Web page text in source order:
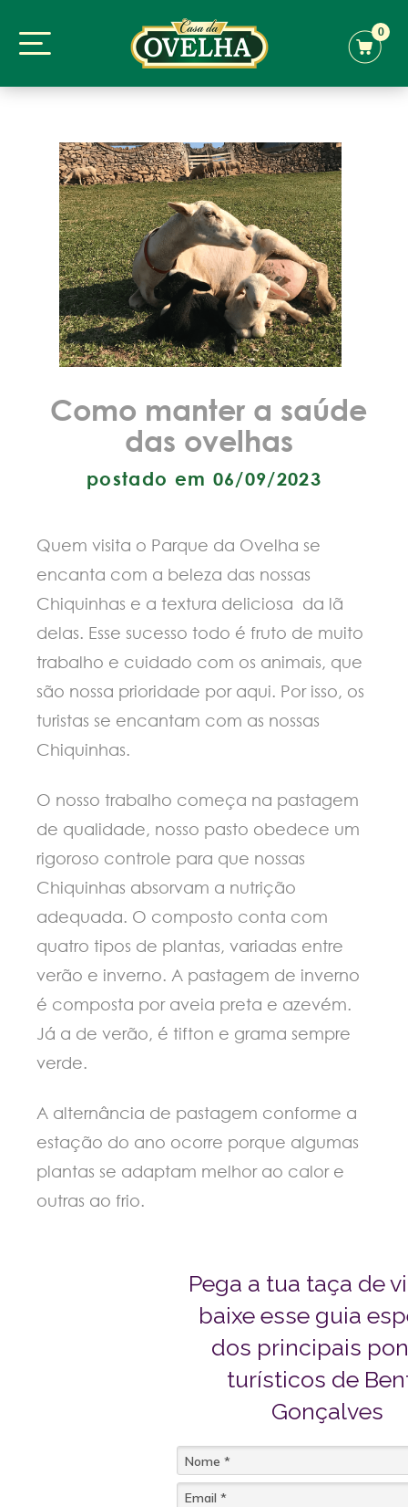
0
Como manter a saúde
das ovelhas
postado em 06/09/2023
Quem visita o Parque da Ovelha se
encanta com a beleza das nossas
Chiquinhas e a textura deliciosa da l
delas. Esse sucesso todo é fruto de muito
trabalho e cuidado com os animais, que
são nossa prioridade por aqui. Por isso, os
turistas se encantam com as nossas
Chiquinhas.
O nosso trabalho começa na pastagem
de qualidade, nosso pasto obedece um
rigoroso controle para que nossas
Chiquinhas absorvam a nutrição
adequada. O composto conta com
quatro tipos de plantas, variadas entre
verão e inverno. A pastagem de inverno
é composta por aveia preta e azevém.
Já a de verão, é tifton e grama sempre
verde.
A alternância de pastagem conforme a
estação do ano ocorre porque algumas
plantas se adaptam melhor ao calor e
outras ao frio.
Pega a tua taça de
baixe esse guia
dos principais
turísticos de
Gonçalves